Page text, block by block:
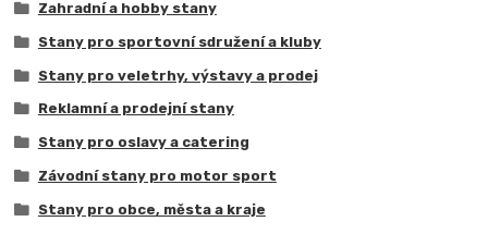
Zahradní a hobby stany
Stany pro sportovní sdružení a kluby
Stany pro veletrhy, výstavy a prodej
Reklamní a prodejní stany
Stany pro oslavy a catering
Závodní stany pro motor sport
Stany pro obce, města a kraje